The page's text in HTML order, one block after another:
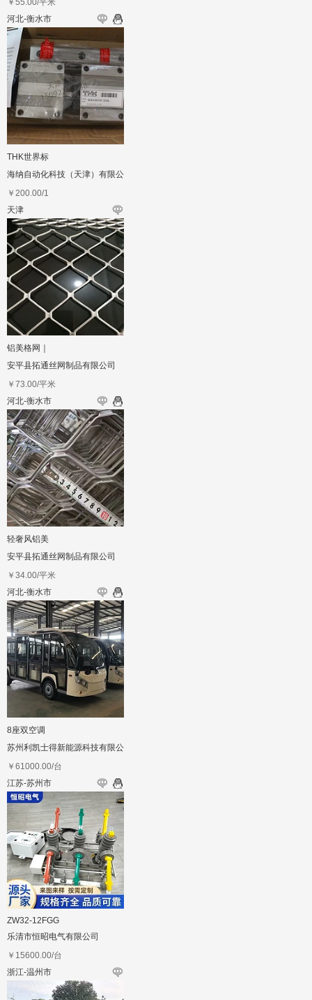
￥ 55.00/平米
河北-衡水市
THK世界标
海纳自动化科技（天津）有限公
司
￥ 200.00/1
天津
铝美格网｜
安平县拓通丝网制品有限公司
￥ 73.00/平米
河北-衡水市
轻奢风铝美
安平县拓通丝网制品有限公司
￥ 34.00/平米
河北-衡水市
8座双空调
苏州利凯士得新能源科技有限公
司
￥ 61000.00/台
江苏-苏州市
ZW32-12FGG
乐清市恒昭电气有限公司
￥ 15600.00/台
浙江-温州市